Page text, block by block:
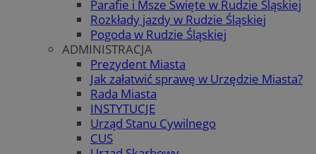
Parafie i Msze Święte w Rudzie Śląskiej
Rozkłady jazdy w Rudzie Śląskiej
Pogoda w Rudzie Śląskiej
ADMINISTRACJA
Prezydent Miasta
Jak załatwić sprawę w Urzędzie Miasta?
Rada Miasta
INSTYTUCJE
Urząd Stanu Cywilnego
CUS